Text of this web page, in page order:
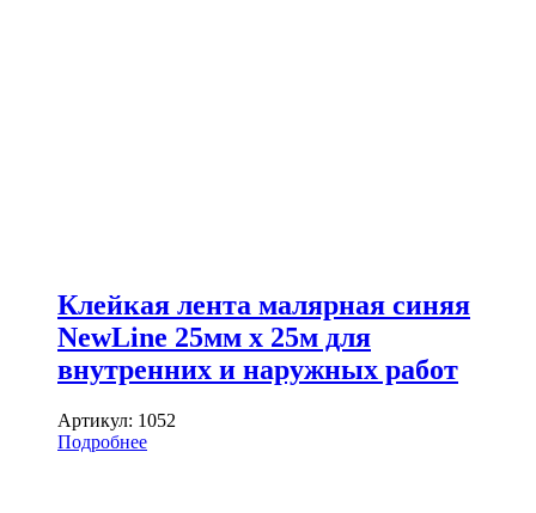
Клейкая лента малярная синяя
NewLine 25мм х 25м для
внутренних и наружных работ
Артикул: 1052
Подробнее